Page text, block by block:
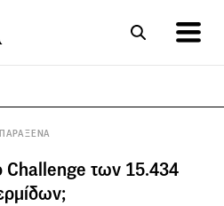
ΠΑΡΑΞΕΝΑ
Challenge των 15.434